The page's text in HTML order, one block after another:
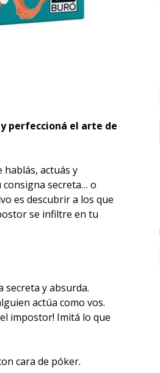
perfeccioná el arte de
actuás y
secreta… o
es descubrir a los que
se infiltre en tu
secreta y absurda.
actúa como vos.
impostor! Imitá lo que
cara de póker.